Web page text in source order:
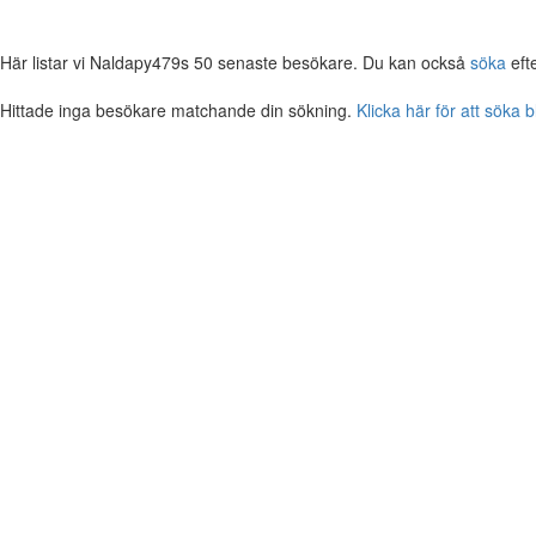
Här listar vi Naldapy479s 50 senaste besökare. Du kan också söka
Hittade inga besökare matchande din sökning. Klicka här för att söka